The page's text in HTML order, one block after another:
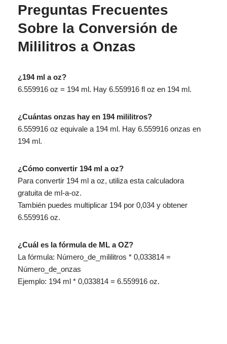
Preguntas Frecuentes
Sobre la Conversión de
Mililitros a Onzas
¿194 ml a oz?
6.559916 oz = 194 ml. Hay 6.559916 fl oz en 194 ml.
¿Cuántas onzas hay en 194 mililitros?
6.559916 oz equivale a 194 ml. Hay 6.559916 onzas en
194 ml.
¿Cómo convertir 194 ml a oz?
Para convertir 194 ml a oz, utiliza esta calculadora
gratuita de ml-a-oz.
También puedes multiplicar 194 por 0,034 y obtener
6.559916 oz.
¿Cuál es la fórmula de ML a OZ?
La fórmula: Número_de_mililitros * 0,033814 =
Número_de_onzas
Ejemplo: 194 ml * 0,033814 = 6.559916 oz.